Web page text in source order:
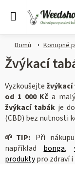
Domů Konopné
Žvýkací
Vyzkoušejte
od 1 000 Kč a
žvýkací tabák je
(CBD) bez nutnosti
🌱 TIP: Při
například bonga,
produktypro zdraví i